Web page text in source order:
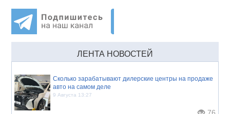
ЛЕНТА НОВОСТЕЙ
Сколько зарабатывают дилерские центры на продаже
авто на самом деле
9 Августа 13:27
76